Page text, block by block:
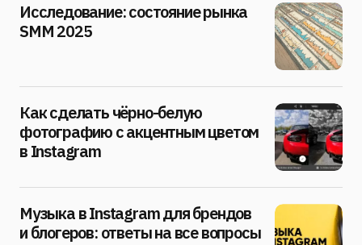
Исследование: состояние рынка
SMM 2025
Как сделать чёрно-белую
фотографию с акцентным цветом
в Instagram
Музыка в Instagram для брендов
и блогеров: ответы на все вопросы